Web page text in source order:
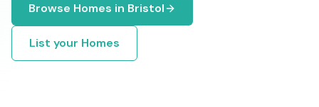
Browse Homes in Bristol
List your Homes